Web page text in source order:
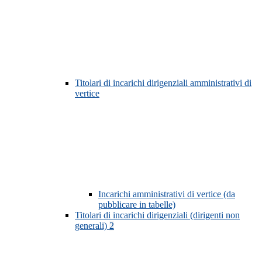
Titolari di incarichi dirigenziali amministrativi di
vertice
Incarichi amministrativi di vertice (da
pubblicare in tabelle)
Titolari di incarichi dirigenziali (dirigenti non
generali) 2